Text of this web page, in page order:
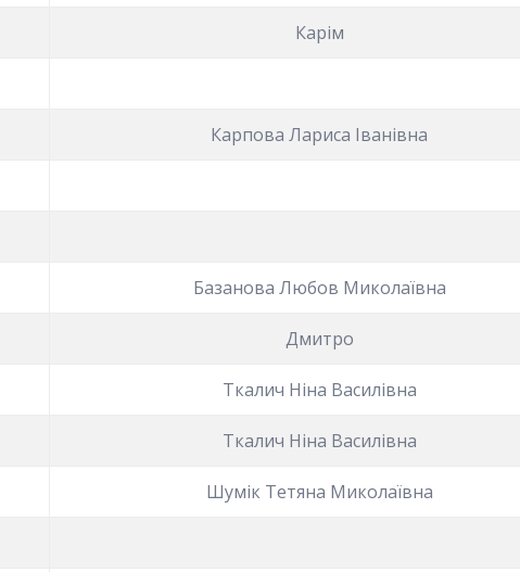
Карім
Карпова Лариса Іванівна
Базанова Любов Миколаївна
Дмитро
Ткалич Ніна Василівна
Ткалич Ніна Василівна
Шумік Тетяна Миколаївна